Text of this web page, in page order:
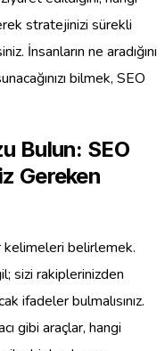
stratejinizi sürekli
İnsanların ne aradığını
bilmek, SEO
Bulun: SEO
Gereken
kelimeleri belirlemek.
sizi rakiplerinizden
ifadeler bulmalısınız.
gibi araçlar, hangi